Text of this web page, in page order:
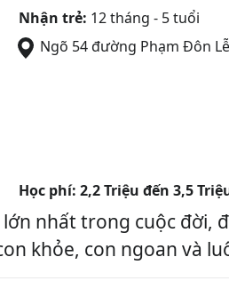
Nhận trẻ: 12 tháng - 5 tuổi
Ngõ 54 đường Phạm Đôn
Học phí: 2,2 Triệu đến 3,5
nhất trong cuộc
khỏe, con ngoan và